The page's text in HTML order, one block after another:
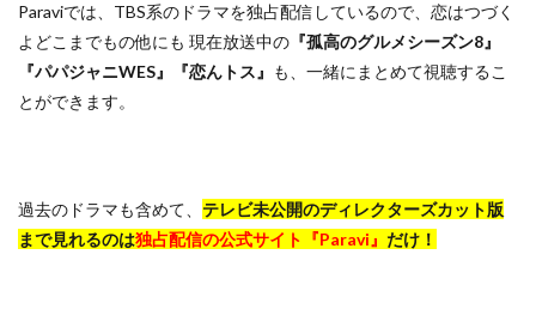
Paraviでは、TBS系のドラマを独占配信しているので、恋はつづく
よどこまでもの他にも 現在放送中の 『孤高のグルメシーズン8』
『パパジャニWES』『恋んトス』 も、一緒にまとめて視聴するこ
とができます。
過去のドラマも含めて、 テレビ未公開のディレクターズカット版
まで見れるのは独占配信の公式サイト『Paravi』 だけ！